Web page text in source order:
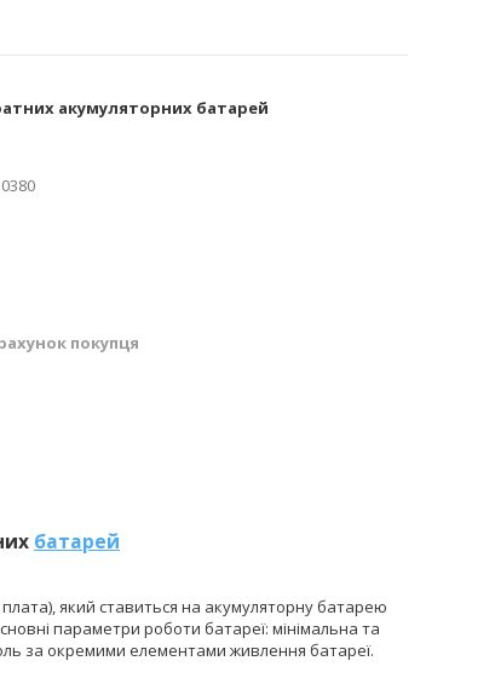
акумуляторних батарей
покупця
батарей
який ставиться на акумуляторну батарею
параметри роботи батареї: мінімальна та
за окремими елементами живлення батареї.